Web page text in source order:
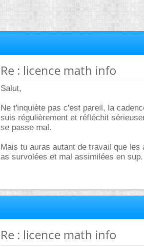
Re : licence math info
Salut,
Ne t'inquiète pas c'est pareil, la
suis régulièrement et réfléchit
se passe mal.
Mais tu auras autant de travail que
as survolées et mal assimilées en sup.
Re : licence math info